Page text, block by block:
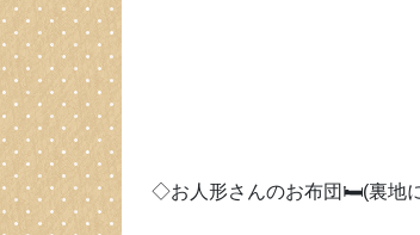
◇お人形さんのお布団🛏(裏地